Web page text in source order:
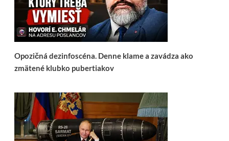
Opozičná dezinfoscéna. Denne klame a zavádza ako
zmätené klubko pubertiakov